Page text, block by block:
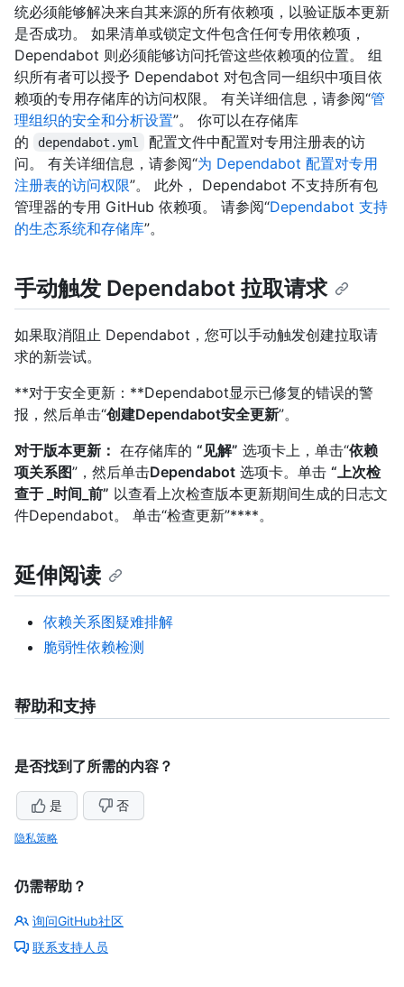
统必须能够解决来自其来源的所有依赖项，以验证版本更新
是否成功。 如果清单或锁定文件包含任何专用依赖项，
Dependabot 则必须能够访问托管这些依赖项的位置。 组
织所有者可以授予 Dependabot 对包含同一组织中项目依
赖项的专用存储库的访问权限。 有关详细信息，请参阅“管
理组织的安全和分析设置”。 你可以在存储库
的
dependabot.yml
配置文件中配置对专用注册表的访
问。 有关详细信息，请参阅“为 Dependabot 配置对专用
注册表的访问权限”。 此外， Dependabot 不支持所有包
管理器的专用 GitHub 依赖项。 请参阅“Dependabot 支持
的生态系统和存储库”。
手动触发 Dependabot 拉取请求
如果取消阻止 Dependabot，您可以手动触发创建拉取请
求的新尝试。
**对于安全更新：**Dependabot显示已修复的错误的警
报，然后单击“创建Dependabot安全更新”。
对于版本更新： 在存储库的 “见解” 选项卡上，单击“依赖
项关系图”，然后单击Dependabot 选项卡。单击 “上次检
查于 _时间_前” 以查看上次检查版本更新期间生成的日志文
件Dependabot。 单击“检查更新”****。
延伸阅读
依赖关系图疑难排解
脆弱性依赖检测
帮助和支持
是否找到了所需的内容？
是 否
隐私策略
仍需帮助？
询问GitHub社区
联系支持人员